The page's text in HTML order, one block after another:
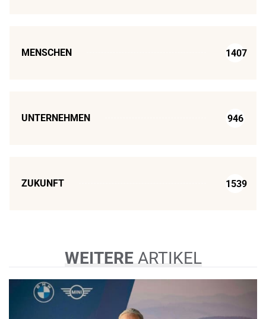
MENSCHEN 1407
UNTERNEHMEN 946
ZUKUNFT 1539
WEITEREARTIKEL